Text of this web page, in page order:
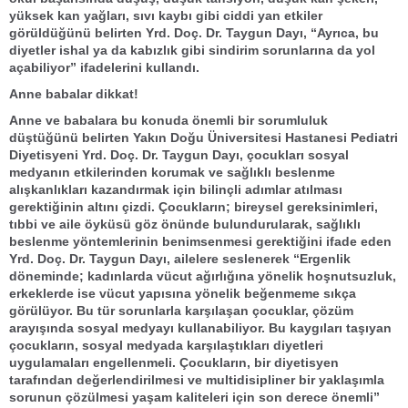
yüksek kan yağları, sıvı kaybı gibi ciddi yan etkiler
görüldüğünü belirten Yrd. Doç. Dr. Taygun Dayı, “Ayrıca, bu
diyetler ishal ya da kabızlık gibi sindirim sorunlarına da yol
açabiliyor” ifadelerini kullandı.
Anne babalar dikkat!
Anne ve babalara bu konuda önemli bir sorumluluk
düştüğünü belirten Yakın Doğu Üniversitesi Hastanesi Pediatri
Diyetisyeni Yrd. Doç. Dr. Taygun Dayı, çocukları sosyal
medyanın etkilerinden korumak ve sağlıklı beslenme
alışkanlıkları kazandırmak için bilinçli adımlar atılması
gerektiğinin altını çizdi. Çocukların; bireysel gereksinimleri,
tıbbi ve aile öyküsü göz önünde bulundurularak, sağlıklı
beslenme yöntemlerinin benimsenmesi gerektiğini ifade eden
Yrd. Doç. Dr. Taygun Dayı, ailelere seslenerek “Ergenlik
döneminde; kadınlarda vücut ağırlığına yönelik hoşnutsuzluk,
erkeklerde ise vücut yapısına yönelik beğenmeme sıkça
görülüyor. Bu tür sorunlarla karşılaşan çocuklar, çözüm
arayışında sosyal medyayı kullanabiliyor. Bu kaygıları taşıyan
çocukların, sosyal medyada karşılaştıkları diyetleri
uygulamaları engellenmeli. Çocukların, bir diyetisyen
tarafından değerlendirilmesi ve multidisipliner bir yaklaşımla
sorunun çözülmesi yaşam kaliteleri için son derece önemli”